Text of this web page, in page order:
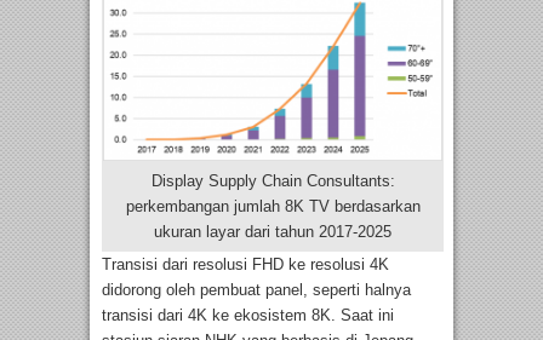
Display Supply Chain Consultants:
perkembangan jumlah 8K TV berdasarkan
ukuran layar dari tahun 2017-2025
Transisi dari resolusi FHD ke resolusi 4K
didorong oleh pembuat panel, seperti halnya
transisi dari 4K ke ekosistem 8K. Saat ini